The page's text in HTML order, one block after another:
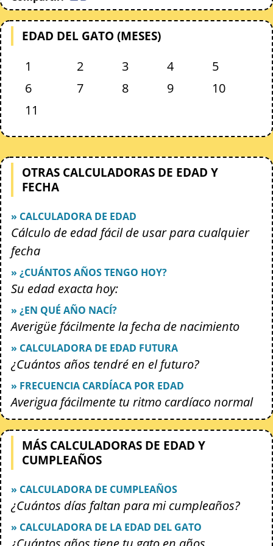
EDAD DEL GATO (MESES)
1
2 3 4
5
6
7 8 9
10
11
OTRAS CALCULADORAS DE EDAD Y
FECHA
» CALCULADORA DE EDAD
Cálculo de edad fácil de usar para cualquier
fecha
» ¿CUÁNTOS AÑOS TENGO HOY?
Su edad exacta hoy:
» ¿EN QUÉ AÑO NACÍ?
Averigüe fácilmente la fecha de nacimiento
» CALCULADORA DE EDAD FUTURA
¿Cuántos años tendré en el futuro?
» FRECUENCIA CARDÍACA POR EDAD
Averigua fácilmente tu ritmo cardíaco normal
MÁS CALCULADORAS DE EDAD Y
CUMPLEAÑOS
» CALCULADORA DE CUMPLEAÑOS
¿Cuántos días faltan para mi cumpleaños?
» CALCULADORA DE LA EDAD DEL GATO